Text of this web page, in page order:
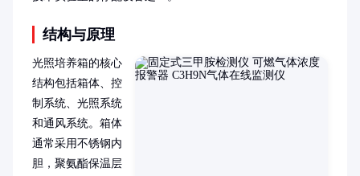
结构与原理
光照培养箱的核心
结构包括箱体、控
制系统、光照系统
和通风系统。箱体
通常采用不锈钢内
胆，聚氨酯保温层